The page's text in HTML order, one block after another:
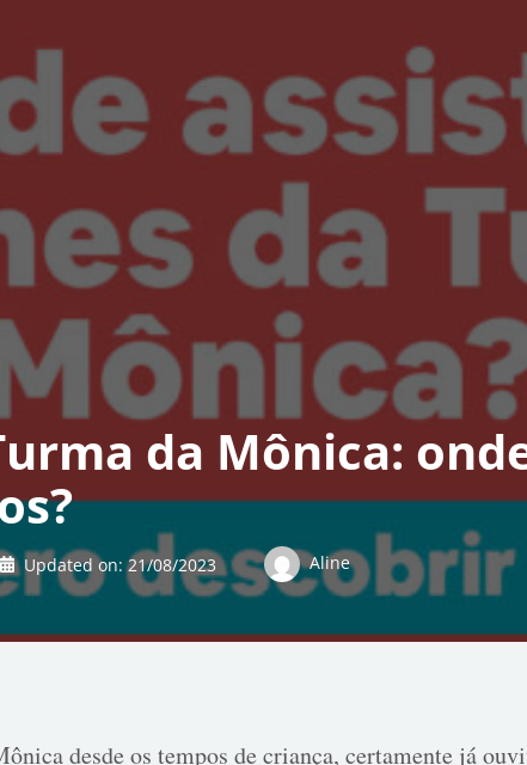
da Mônica:
Updated on:21/08/2023 Aline
desde os tempos de criança, certamente já